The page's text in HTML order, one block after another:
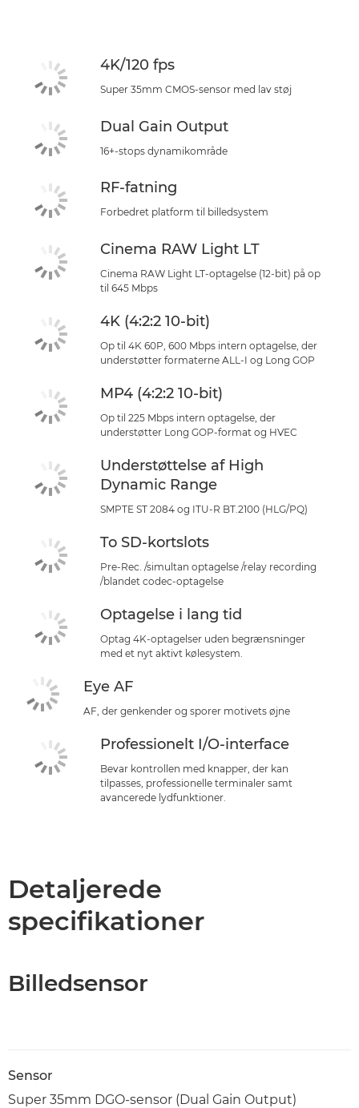
4K/120 fps
Super 35mm CMOS-sensor med lav støj
Dual Gain Output
16+-stops dynamikområde
RF-fatning
Forbedret platform til billedsystem
Cinema RAW Light LT
Cinema RAW Light LT-optagelse (12-bit) på op
til 645 Mbps
4K (4:2:2 10-bit)
Op til 4K 60P, 600 Mbps intern optagelse, der
understøtter formaterne ALL-I og Long GOP
MP4 (4:2:2 10-bit)
Op til 225 Mbps intern optagelse, der
understøtter Long GOP-format og HVEC
Understøttelse af High
Dynamic Range
SMPTE ST 2084 og ITU-R BT.2100 (HLG/PQ)
To SD-kortslots
Pre-Rec. /simultan optagelse /relay recording
/blandet codec-optagelse
Optagelse i lang tid
Optag 4K-optagelser uden begrænsninger
med et nyt aktivt kølesystem.
Eye AF
AF, der genkender og sporer motivets øjne
Professionelt I/O-interface
Bevar kontrollen med knapper, der kan
tilpasses, professionelle terminaler samt
avancerede lydfunktioner.
Detaljerede
specifikationer
Billedsensor
Sensor
Super 35mm DGO-sensor (Dual Gain Output)